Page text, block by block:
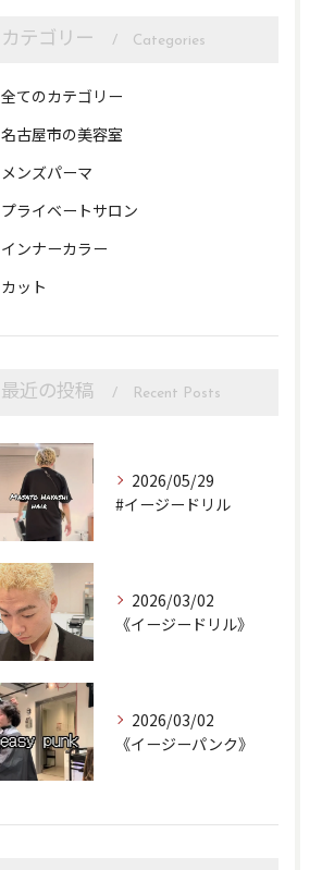
カテゴリー Categories
全てのカテゴリー
名古屋市の美容室
メンズパーマ
プライベートサロン
インナーカラー
カット
最近の投稿 Recent Posts
2026/05/29
#イージードリル
2026/03/02
《イージードリル》
2026/03/02
《イージーパンク》